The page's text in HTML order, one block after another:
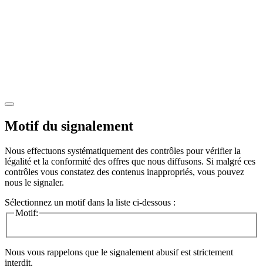
Motif du signalement
Nous effectuons systématiquement des contrôles pour vérifier la
légalité et la conformité des offres que nous diffusons. Si malgré ces
contrôles vous constatez des contenus inappropriés, vous pouvez
nous le signaler.
Sélectionnez un motif dans la liste ci-dessous :
Motif:
Nous vous rappelons que le signalement abusif est strictement
interdit.